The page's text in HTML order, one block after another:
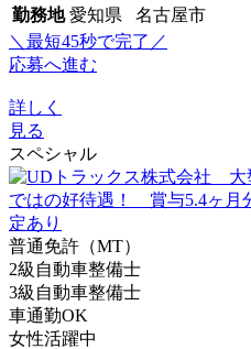
勤務地 愛知県 名古屋市
＼最短45秒で完了／
応募へ進む
詳しく
見る
スペシャル
普通免許（MT）
2級自動車整備士
3級自動車整備士
車通勤OK
女性活躍中